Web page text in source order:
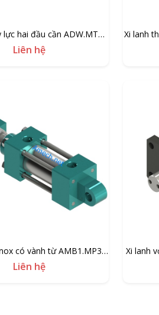
lực hai đầu cần ADW.MT4-
RB
Liên hệ
Xi lanh
có vành từ AMB1.MP3-
RC-I
Liên hệ
Xi lanh